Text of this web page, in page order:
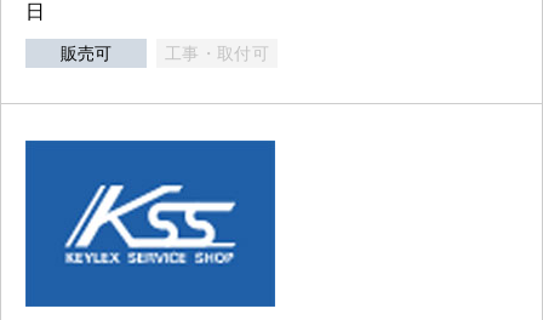
日
販売可 工事・取付可